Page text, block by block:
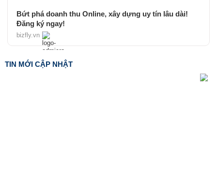
Bứt phá doanh thu Online, xây dựng uy tín lâu dài!
Đăng ký ngay!
bizfly.vn
TIN MỚI CẬP NHẬT